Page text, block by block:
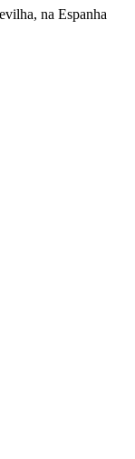
na Espanha